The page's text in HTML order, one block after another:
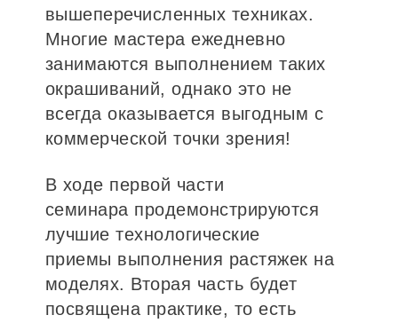
вышеперечисленных техниках.
Многие мастера ежедневно
занимаются выполнением таких
окрашиваний, однако это не
всегда оказывается выгодным с
коммерческой точки зрения!
В ходе первой части
семинара продемонстрируются
лучшие технологические
приемы выполнения растяжек на
моделях. Вторая часть будет
посвящена практике, то есть